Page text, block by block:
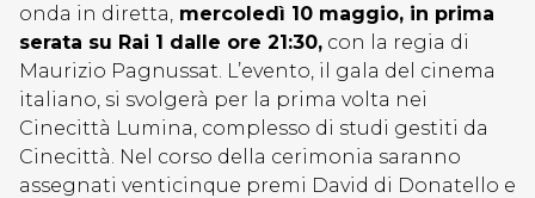
onda in diretta, mercoledì 10 maggio, in prima
serata su Rai 1 dalle ore 21:30, con la regia di
Maurizio Pagnussat. L’evento, il gala del cinema
italiano, si svolgerà per la prima volta nei
Cinecittà Lumina, complesso di studi gestiti da
Cinecittà. Nel corso della cerimonia saranno
assegnati venticinque premi David di Donatello e